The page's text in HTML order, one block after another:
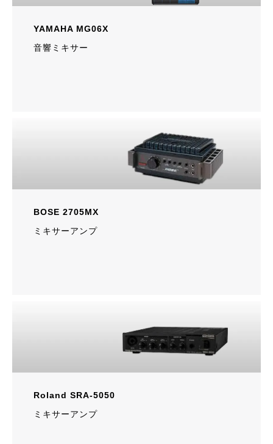
YAMAHA MG06X
音響ミキサー
BOSE 2705MX
ミキサーアンプ
Roland SRA-5050
ミキサーアンプ